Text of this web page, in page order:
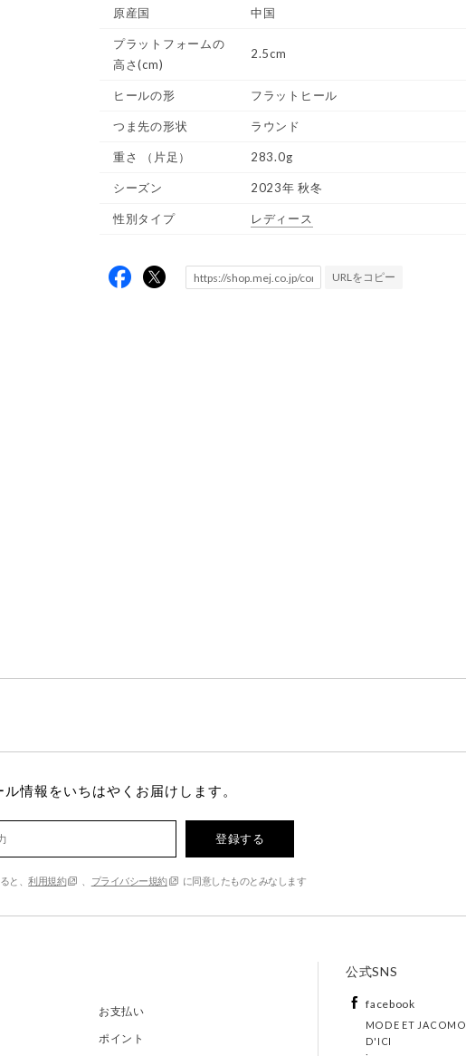
原産国 中国
プラットフォームの
高さ(cm)
2.5cm
ヒールの形 フラットヒール
つま先の形状 ラウンド
重さ （片足） 283.0g
シーズン 2023年 秋冬
性別タイプ レディース
URLをコピー
情報をいちはやくお届けします。
登録する
と、利用規約 プライバシー規約 に同意したものとみなします
お支払い
ポイント
公式SNS
facebook
MODE ET JACOMO
D'ICI